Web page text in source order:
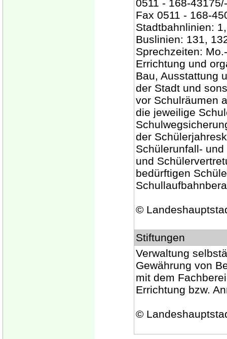
0511 - 168-
Fax 0511 - 168-
Stadtbahnlinien:
Buslinien: 131,
Sprechzeiten:
Errichtung und
Bau, Ausstattung
der Stadt und
vor Schulräumen
die jeweilige
der
Schülerunfall-
und
bedürftigen
©
Stiftungen
Verwaltung
Gewährung von
mit dem
Errichtung bzw.
©